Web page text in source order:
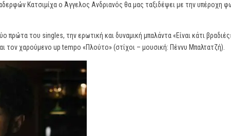
Κατσιμίχα ο Άγγελος Ανδριανός θα μας ταξιδέψει με την υπέροχη
πρώτα του singles, την ερωτική και δυναμική μπαλάντα «Είναι κάτι
τον χαρούμενο up tempo «Πλούτο» (στίχοι – μουσική: Πέννυ Μπαλτατζή).